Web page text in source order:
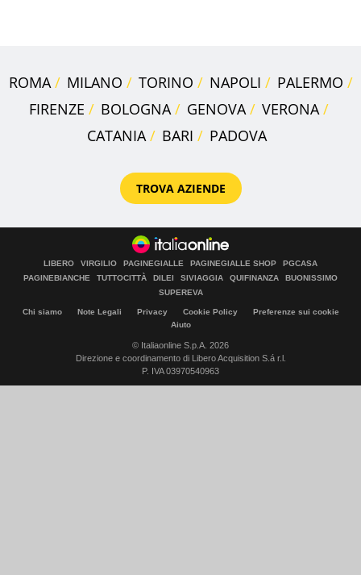
ROMA MILANO TORINO NAPOLI
PALERMO
FIRENZE
BOLOGNA GENOVA
VERONA
CATANIA
BARI PADOVA
TROVA AZIENDE
LIBERO VIRGILIO PAGINEGIALLE PAGINEGIALLE SHOP
PGCASA
PAGINEBIANCHE
TUTTOCITTÀ DILEI SIVIAGGIA QUIFINANZA
BUONISSIMO
SUPEREVA
Chi siamo Note Legali Privacy Cookie Policy
Preferenze sui cookie
Aiuto
© Italiaonline S.p.A. 2026
Direzione e coordinamento di Libero Acquisition S.á r.l.
P. IVA 03970540963